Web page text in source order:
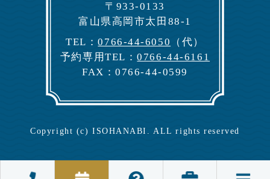
〒933-0133
富⼭県⾼岡市太⽥88-1
TEL：0766-44-6050
（代）
予約専⽤TEL：0766-44-6161
FAX：0766-44-0599
Copyright (c) ISOHANABI. ALL rights reserved